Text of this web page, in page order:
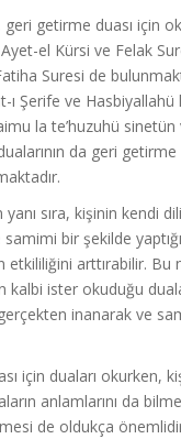
geri getirme duası için
el Kürsi ve Felak
Suresi de
ı Şerife ve
la te’huzuhü
da geri getirme
yanı sıra, kişinin kendi
samimi bir şekilde
etkililiğini arttırabilir. Bu
kalbi ister okuduğu
inanarak ve
için duaları okurken,
anlamlarını da
de oldukça